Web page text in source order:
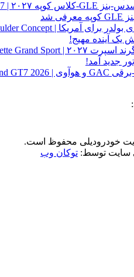
جدید آمد!
سایت توسط: توکان وب